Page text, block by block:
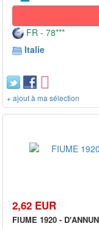
FR - 78***
Italie
+ ajout à ma sélection
2,62 EUR
FIUME 1920 -